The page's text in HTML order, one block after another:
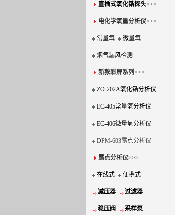
直插式氧化锆探头>>>
电化学氧量分析仪>>>
常量氧 微量氧
烟气漏风检测
新款彩屏系列>>>
ZO-202A氧化锆分析仪
EC-405常量氧分析仪
EC-406微量氧分析仪
DPM-603露点分析仪
露点分析仪>>>
在线式 便携式
减压器 过滤器
稳压阀 采样泵